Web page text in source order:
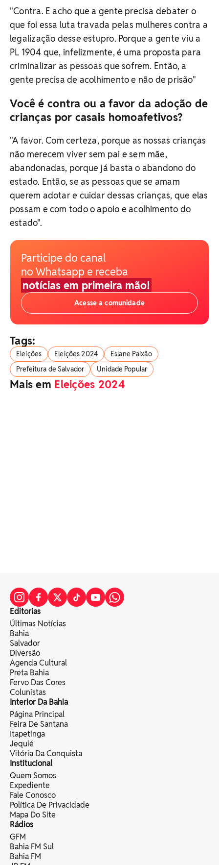
"Contra. E acho que a gente precisa debater o
que foi essa luta travada pelas mulheres contra a
legalização desse estupro. Porque a gente viu a
PL 1904 que, infelizmente, é uma proposta para
criminalizar as pessoas que sofrem. Então, a
gente precisa de acolhimento e não de prisão"
Você é contra ou a favor da adoção de
crianças por casais homoafetivos?
"A favor. Com certeza, porque as nossas crianças
não merecem viver sem pai e sem mãe,
abandonadas, porque já basta o abandono do
estado. Então, se as pessoas que se amam
querem adotar e cuidar dessas crianças, que elas
possam e com todo o apoio e acolhimento do
estado".
Participe do canal
no Whatsapp e receba
notícias em primeira mão!
Acesse a comunidade
Tags:
Eleições Eleições 2024
Eslane Paixão
Prefeitura de Salvador
Unidade Popular
Mais em Eleições 2024
Editorias
Últimas Notícias
Bahia
Salvador
Diversão
Agenda Cultural
Preta Bahia
Fervo Das Cores
Colunistas
Interior Da Bahia
Página Principal
Feira De Santana
Itapetinga
Jequié
Vitória Da Conquista
Institucional
Quem Somos
Expediente
Fale Conosco
Política De Privacidade
Mapa Do Site
Rádios
GFM
Bahia FM Sul
Bahia FM